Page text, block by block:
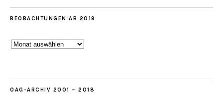
BEOBACHTUNGEN AB 2019
Beobachtungen
OAG-ARCHIV 2001 – 2018